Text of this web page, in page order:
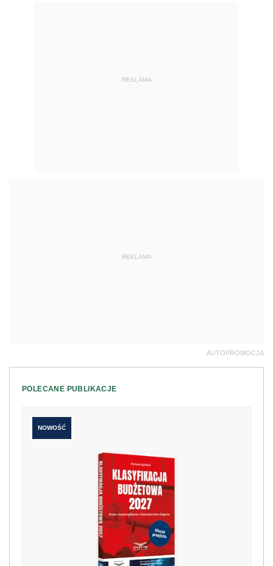
REKLAMA
REKLAMA
AUTOPROMOCJA
POLECANE PUBLIKACJE
NOWOŚĆ